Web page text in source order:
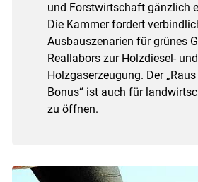
und Forstwirtschaft gänzlich
Die Kammer fordert
Ausbauszenarien für grünes
Reallabors zur Holzdiesel- und
Holzgaserzeugung. Der
Bonus“ ist auch für
zu öffnen.